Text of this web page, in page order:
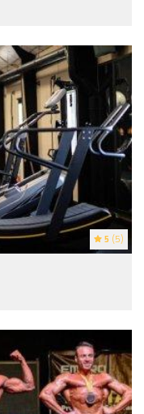
5 (5)